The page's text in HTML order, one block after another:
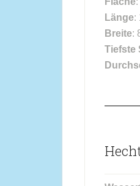
Länge:
Breite:
Tiefste